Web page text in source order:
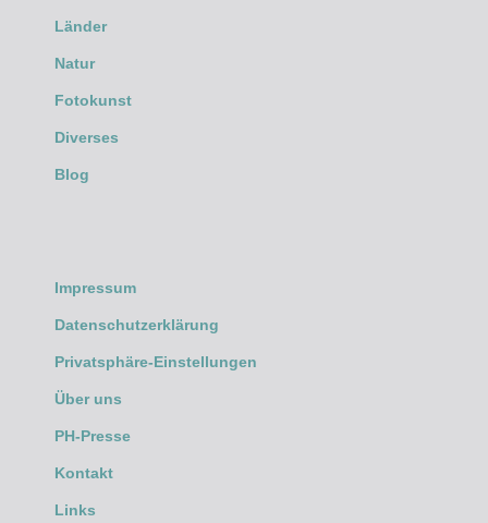
Länder
Natur
Fotokunst
Diverses
Blog
Impressum
Datenschutzerklärung
Privatsphäre-Einstellungen
Über uns
PH-Presse
Kontakt
Links